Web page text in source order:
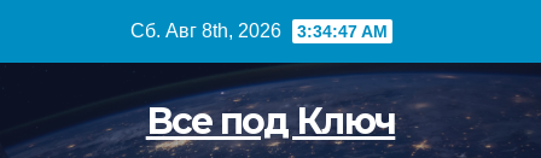
Сб. Авг 8th, 2026 3:34:48 AM
Все под Ключ